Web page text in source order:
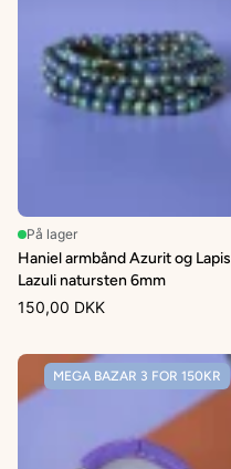
På lager
Haniel armbånd Azurit og Lapis
Lazuli natursten 6mm
150,00 DKK
MEGA BAZAR 3 FOR 150KR